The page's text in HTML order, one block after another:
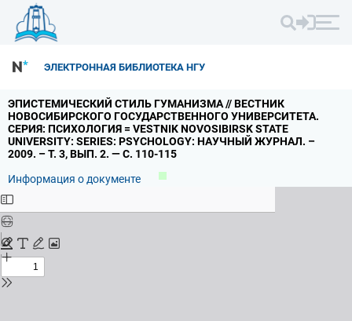
ЭЛЕКТРОННАЯ БИБЛИОТЕКА НГУ
ЭПИСТЕМИЧЕСКИЙ СТИЛЬ ГУМАНИЗМА // ВЕСТНИК
НОВОСИБИРСКОГО ГОСУДАРСТВЕННОГО УНИВЕРСИТЕТА.
СЕРИЯ: ПСИХОЛОГИЯ = VESTNIK NOVOSIBIRSK STATE
UNIVERSITY: SERIES: PSYCHOLOGY: НАУЧНЫЙ ЖУРНАЛ. –
2009. – Т. 3,ВЫП. 2. — С. 110-115
Информация о документе